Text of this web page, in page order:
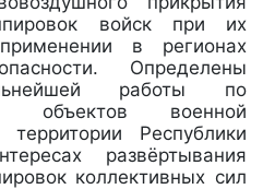
войск при их
в регионах
Определены
работы по
объектов военной
Республики
развёртывания
коллективных сил